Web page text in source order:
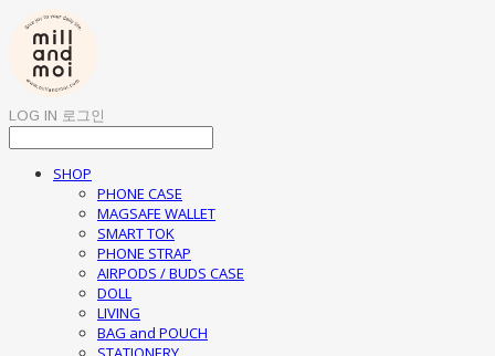
LOG IN 로그인
SHOP
PHONE CASE
MAGSAFE WALLET
SMART TOK
PHONE STRAP
AIRPODS / BUDS CASE
DOLL
LIVING
BAG and POUCH